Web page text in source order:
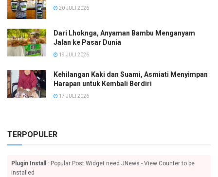
20 JULI 2026
Dari Lhoknga, Anyaman Bambu Menganyam
Jalan ke Pasar Dunia
19 JULI 2026
Kehilangan Kaki dan Suami, Asmiati Menyimpan
Harapan untuk Kembali Berdiri
17 JULI 2026
TERPOPULER
Plugin Install
: Popular Post Widget need JNews - View Counter to be
installed